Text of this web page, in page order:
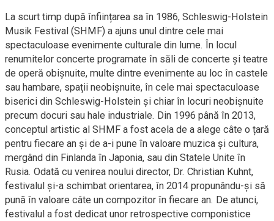
La scurt timp după înființarea sa în 1986, Schleswig-Holstein
Musik Festival (SHMF) a ajuns unul dintre cele mai
spectaculoase evenimente culturale din lume. În locul
renumitelor concerte programate în săli de concerte și teatre
de operă obișnuite, multe dintre evenimente au loc în castele
sau hambare, spații neobișnuite, în cele mai spectaculoase
biserici din Schleswig-Holstein și chiar în locuri neobișnuite
precum docuri sau hale industriale. Din 1996 până în 2013,
conceptul artistic al SHMF a fost acela de a alege câte o țară
pentru fiecare an și de a-i pune în valoare muzica și cultura,
mergând din Finlanda în Japonia, sau din Statele Unite în
Rusia. Odată cu venirea noului director, Dr. Christian Kuhnt,
festivalul și-a schimbat orientarea, în 2014 propunându-și să
pună în valoare câte un compozitor în fiecare an. De atunci,
festivalul a fost dedicat unor retrospective componistice